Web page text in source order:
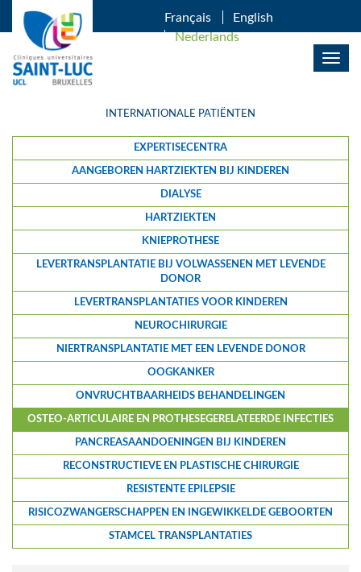
Français
English
Nederlands
INTERNATIONALE PATIËNTEN
EXPERTISECENTRA
AANGEBOREN HARTZIEKTEN BIJ KINDEREN
DIALYSE
HARTZIEKTEN
KNIEPROTHESE
LEVERTRANSPLANTATIE BIJ VOLWASSENEN MET LEVENDE
DONOR
LEVERTRANSPLANTATIES VOOR KINDEREN
NEUROCHIRURGIE
NIERTRANSPLANTATIE MET EEN LEVENDE DONOR
OOGKANKER
ONVRUCHTBAARHEIDS BEHANDELINGEN
OSTEO-ARTICULAIRE EN PROTHESEGERELATEERDE INFECTIES
PANCREASAANDOENINGEN BIJ KINDEREN
RECONSTRUCTIEVE EN PLASTISCHE CHIRURGIE
RESISTENTE EPILEPSIE
RISICOZWANGERSCHAPPEN EN INGEWIKKELDE GEBOORTEN
STAMCEL TRANSPLANTATIES